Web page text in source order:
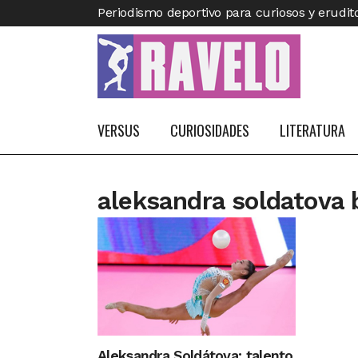
Periodismo deportivo para curiosos y
VERSUS CURIOSIDADES LITERATURA
aleksandra soldatova